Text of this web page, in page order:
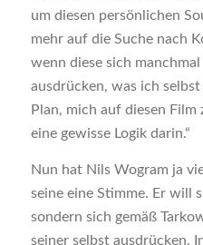
um diesen persönlichen
mehr auf die Suche nach
wenn diese sich
ausdrücken, was ich
Plan, mich auf diesen Film
eine gewisse Logik darin.“
Nun hat Nils Wogram ja
seine eine Stimme. Er will
sondern sich gemäß
seiner selbst ausdrücken.